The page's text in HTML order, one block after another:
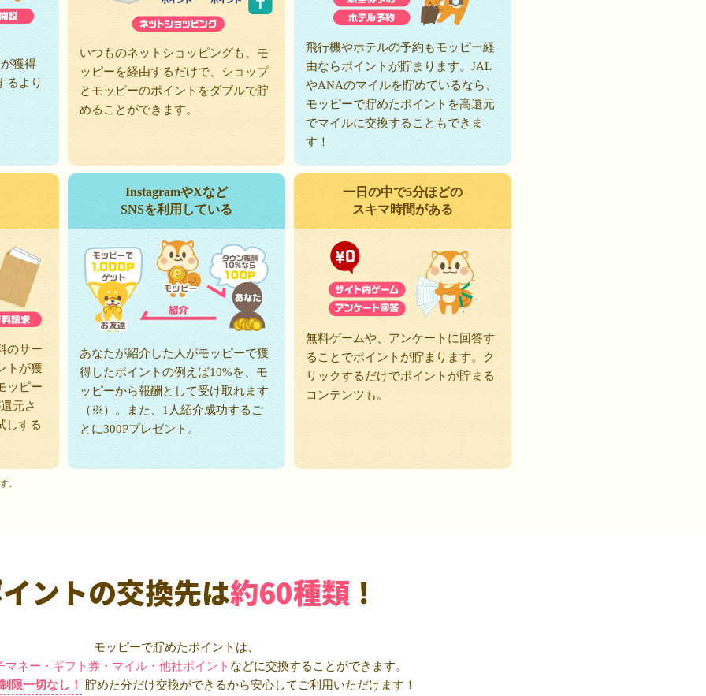
獲得
るより
いつものネットショッピングも、モ
ッピーを経由するだけで、ショップ
とモッピーのポイントをダブルで貯
めることができます。
飛行機やホテルの予約もモッピー経
由ならポイントが貯まります。JAL
やANAのマイルを貯めているなら、
モッピーで貯めたポイントを高還元
でマイルに交換することもできま
す！
のサー
トが獲
ッピー
元さ
しする
InstagramやXなど
SNSを利用している
あなたが紹介した人がモッピーで獲
得したポイントの例えば10%を、モ
ッピーから報酬として受け取れます
（※）。また、1人紹介成功するご
とに300Pプレゼント。
一日の中で5分ほどの
スキマ時間がある
無料ゲームや、アンケートに回答す
ることでポイントが貯まります。ク
リックするだけでポイントが貯まる
コンテンツも。
。
ントの交換先は約60種類 ！
モッピーで貯めたポイントは、
マネー・ギフト券・マイル・他社ポイント などに交換することができます。
限一切なし！
貯めた分だけ交換ができるから安心してご利用いただけます！